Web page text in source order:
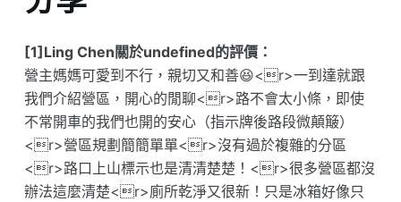
[1]Ling Chen關於undefined的評價：
營主媽媽可愛到不行，親切又和善😆<r>一到達就跟
我們介紹營區，開心的閒聊<r>路不會太小條，即使
不常開車的我們也開的安心（指示牌後路段微顛簸）
<r>營區規劃簡簡單單<r>沒有過於複雜的分區
<r>路口上山標示也是清清楚楚！<r>很多營區都沒
辦法這麼清楚<r>廁所乾淨又很新！只是冰箱好像只